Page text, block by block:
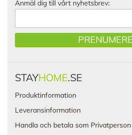
Anmäl dig till vårt nyhetsbrev:
STAYHOME.SE
Produktinformation
Leveransinformation
Handla och betala som Privatperson